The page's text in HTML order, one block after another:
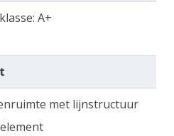
A+
met lijnstructuur